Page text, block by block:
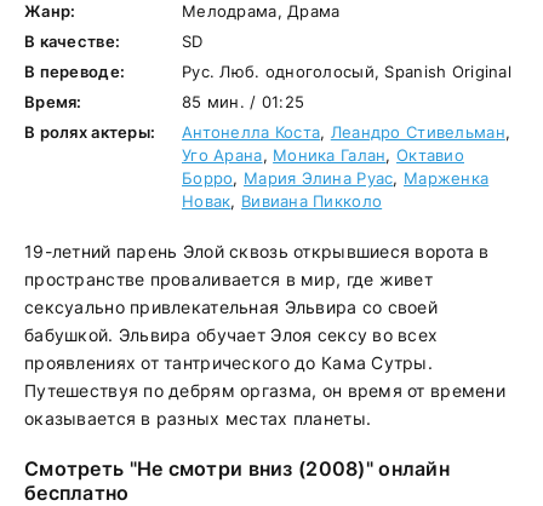
Жанр:
Мелодрама, Драма
В качестве:
SD
В переводе:
Рус. Люб. одноголосый, Spanish Original
Время:
85 мин. / 01:25
В ролях актеры:
Антонелла Коста, Леандро Стивельман,
Уго Арана, Моника Галан,Октавио
Борро, Мария Элина Руас, Марженка
Новак, Вивиана Пикколо
19-летний парень Элой сквозь открывшиеся ворота в
пространстве проваливается в мир, где живет
сексуально привлекательная Эльвира со своей
бабушкой. Эльвира обучает Элоя сексу во всех
проявлениях от тантрического до Кама Сутры.
Путешествуя по дебрям оргазма, он время от времени
оказывается в разных местах планеты.
Смотреть "Не смотри вниз (2008)" онлайн
бесплатно